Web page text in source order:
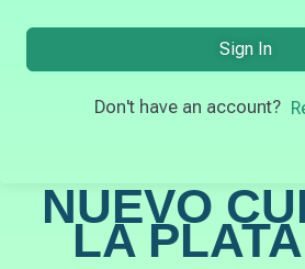
Sign In
Don't have an account?
NUEVO
LA